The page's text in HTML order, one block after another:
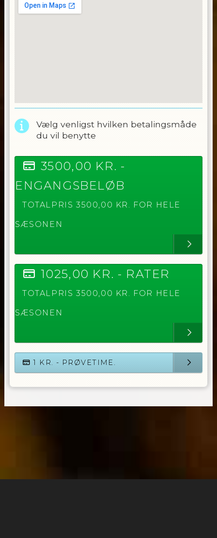
Vælg venligst hvilken betalingsmåde
du vil benytte
3500,00 KR. -
ENGANGSBELØB
TOTALPRIS 3500,00 KR. FOR HELE
SÆSONEN
1025,00 KR. - RATER
TOTALPRIS 3500,00 KR. FOR HELE
SÆSONEN
1 KR. - PRØVETIME.